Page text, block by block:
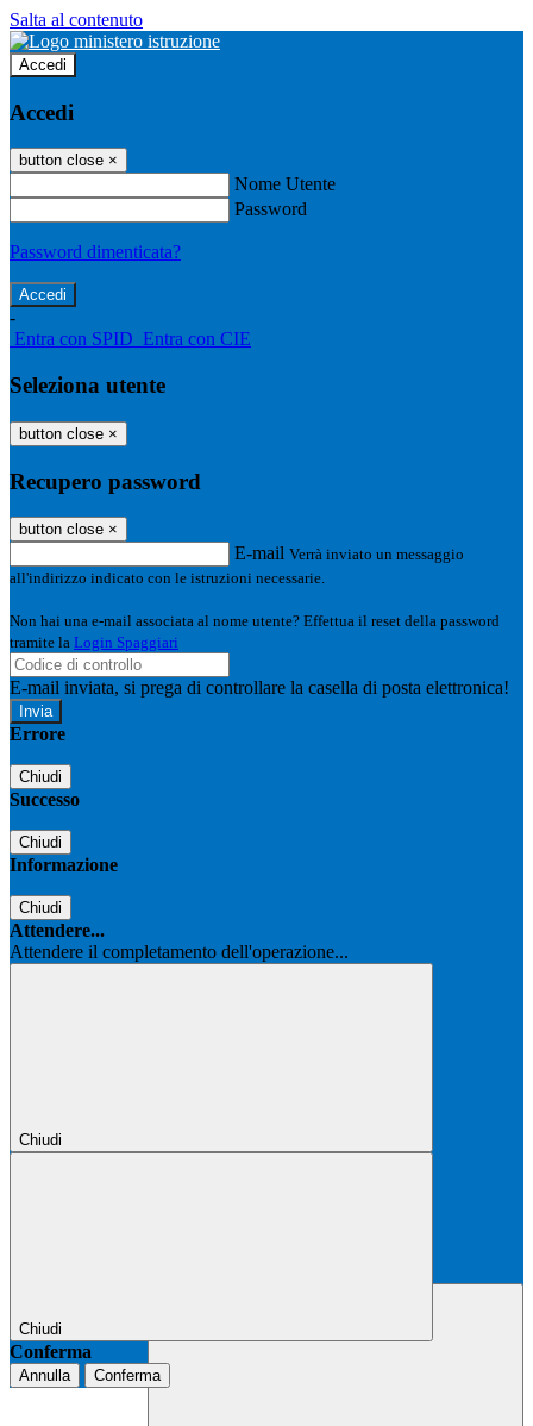
Salta al contenuto
Accedi
Accedi
button close ×
Nome Utente
Password
Password dimenticata?
-
Entra con SPID Entra con CIE
Seleziona utente
button close ×
Recupero password
button close ×
E-mail Verrà inviato un messaggio
all'indirizzo indicato con le istruzioni necessarie.
Non hai una e-mail associata al nome utente? Effettua il reset della password
tramite la Login Spaggiari
E-mail inviata, si prega di controllare la casella di posta elettronica!
Errore
Chiudi
Successo
Chiudi
Informazione
Chiudi
Attendere...
Attendere il completamento dell'operazione...
Chiudi
Chiudi
Conferma
Annulla Conferma